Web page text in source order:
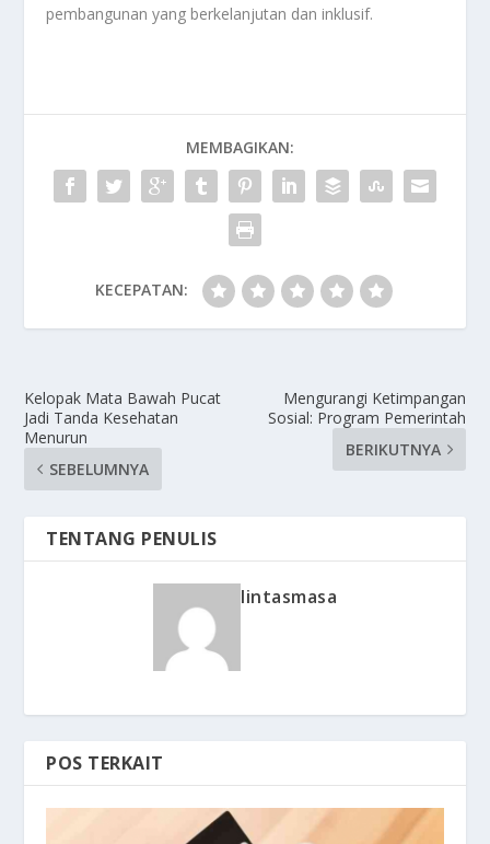
pembangunan yang berkelanjutan dan inklusif.
MEMBAGIKAN:
KECEPATAN:
Kelopak Mata Bawah Pucat
Jadi Tanda Kesehatan
Menurun
SEBELUMNYA
Mengurangi Ketimpangan
Sosial: Program Pemerintah
BERIKUTNYA
TENTANG PENULIS
lintasmasa
POS TERKAIT